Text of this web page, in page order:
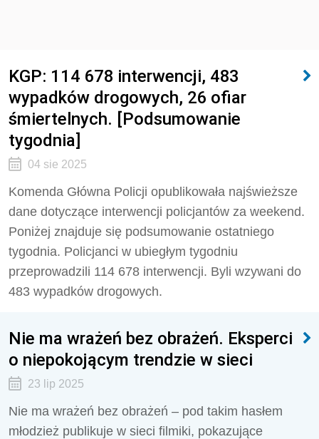
KGP: 114 678 interwencji, 483
wypadków drogowych, 26 ofiar
śmiertelnych. [Podsumowanie
tygodnia]
04 sie 2025
Komenda Główna Policji opublikowała najświeższe
dane dotyczące interwencji policjantów za weekend.
Poniżej znajduje się podsumowanie ostatniego
tygodnia. Policjanci w ubiegłym tygodniu
przeprowadzili 114 678 interwencji. Byli wzywani do
483 wypadków drogowych.
Nie ma wrażeń bez obrażeń. Eksperci
o niepokojącym trendzie w sieci
23 lip 2025
Nie ma wrażeń bez obrażeń – pod takim hasłem
młodzież publikuje w sieci filmiki, pokazujące